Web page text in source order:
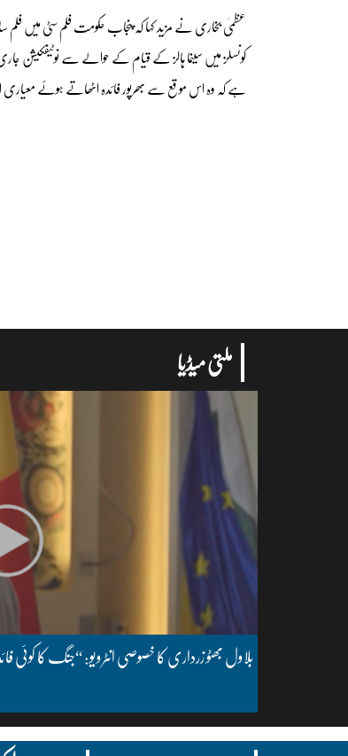
عظمیٰ بخاری نے مزید کہا کہ پنجاب حکومت فلم سٹی میں فلم
کونسلز میں سینما ہالز کے قیام کے حوالے سے نوٹیفکیشن
ہے کہ وہ اس موقع سے بھرپور فائدہ اٹھاتے ہوئے
ملتی میڈیا
بلاول بھٹو زرداری کا خصوصی انٹرویو: “جنگ کا کوئی